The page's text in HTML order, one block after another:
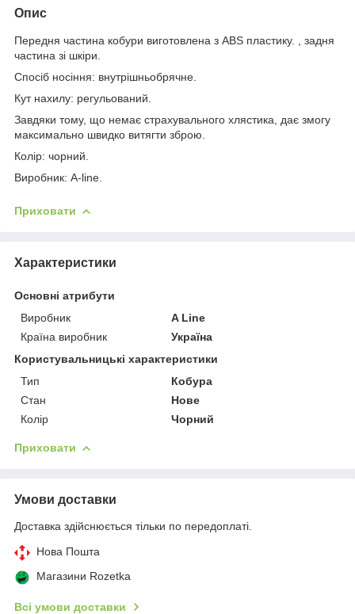
Опис
Передня частина кобури виготовлена з ABS пластику. , задня
частина зі шкіри.
Спосіб носіння: внутрішньобрячне.
Кут нахилу: регульований.
Завдяки тому, що немає страхувального хлястика, дає змогу
максимально швидко витягти зброю.
Колір: чорний.
Виробник: A-line.
Приховати
Характеристики
Основні атрибути
Виробник
A Line
Країна виробник
Україна
Користувальницькі характеристики
Тип
Кобура
Стан
Нове
Колір
Чорний
Приховати
Умови доставки
Доставка здійснюється тільки по передоплаті.
Нова Пошта
Магазини Rozetka
Всі умови доставки